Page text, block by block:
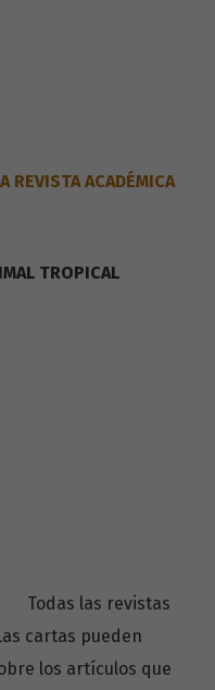
REVISTA ACADÉMICA
(a)
revistas
cartas pueden
los artículos que